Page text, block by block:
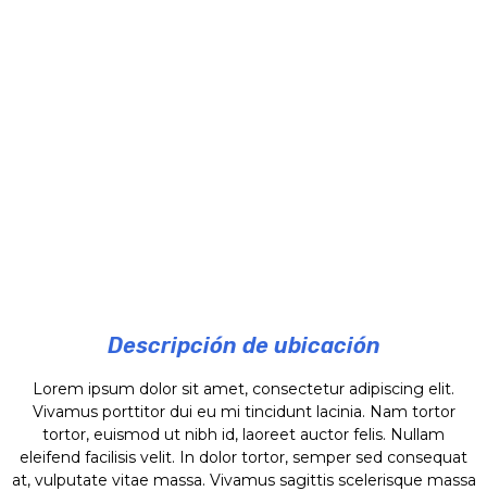
Descripción de ubicación
Lorem ipsum dolor sit amet, consectetur adipiscing elit.
Vivamus porttitor dui eu mi tincidunt lacinia. Nam tortor
tortor, euismod ut nibh id, laoreet auctor felis. Nullam
eleifend facilisis velit. In dolor tortor, semper sed consequat
at, vulputate vitae massa. Vivamus sagittis scelerisque massa